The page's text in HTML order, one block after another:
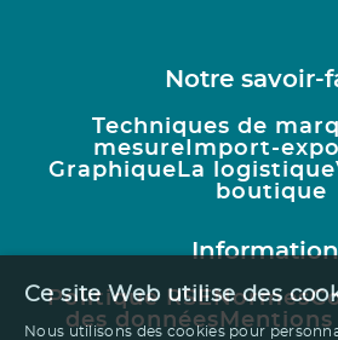
Notre savoir-
Techniques de
mesure Import-
Graphique La logistique
boutique
Politique RSENormes
des données
Ce site Web utilise des
Nous utilisons des cookies pour